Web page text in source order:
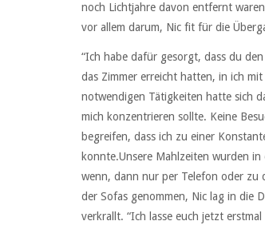
noch Lichtjahre davon entfernt
vor allem darum, Nic fit für die
“Ich habe dafür gesorgt, dass du
das Zimmer erreicht hatten, in ich
notwendigen Tätigkeiten hatte sich
mich konzentrieren sollte. Keine
begreifen, dass ich zu einer
konnte.Unsere Mahlzeiten wurden
wenn, dann nur per Telefon oder zu
der Sofas genommen, Nic lag in die
verkrallt. “Ich lasse euch jetzt